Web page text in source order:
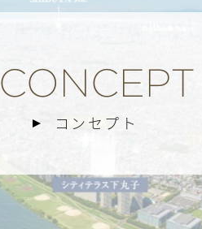
CONCEPT
コンセプト